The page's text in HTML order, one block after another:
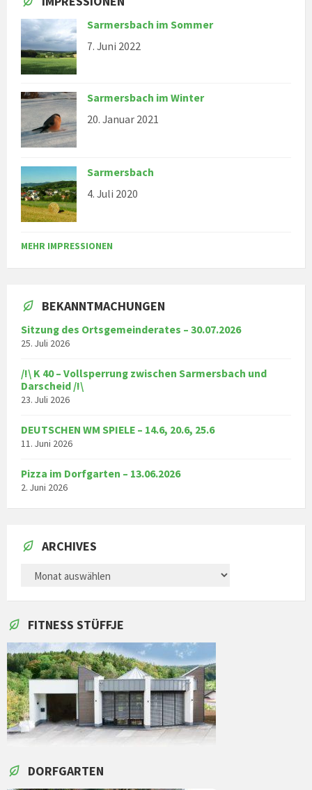
Sarmersbach im Sommer
7. Juni 2022
Sarmersbach im Winter
20. Januar 2021
Sarmersbach
4. Juli 2020
MEHR IMPRESSIONEN
BEKANNTMACHUNGEN
Sitzung des Ortsgemeinderates – 30.07.2026
25. Juli 2026
/!\ K 40 – Vollsperrung zwischen Sarmersbach und
Darscheid /!\
23. Juli 2026
DEUTSCHEN WM SPIELE – 14.6, 20.6, 25.6
11. Juni 2026
Pizza im Dorfgarten – 13.06.2026
2. Juni 2026
ARCHIVES
ARCHIVES
FITNESS STÜFFJE
DORFGARTEN